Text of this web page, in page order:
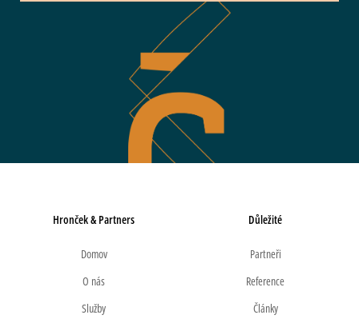
Hronček & Partners
Domov
O nás
Služby
Důležité
Partneři
Reference
Články